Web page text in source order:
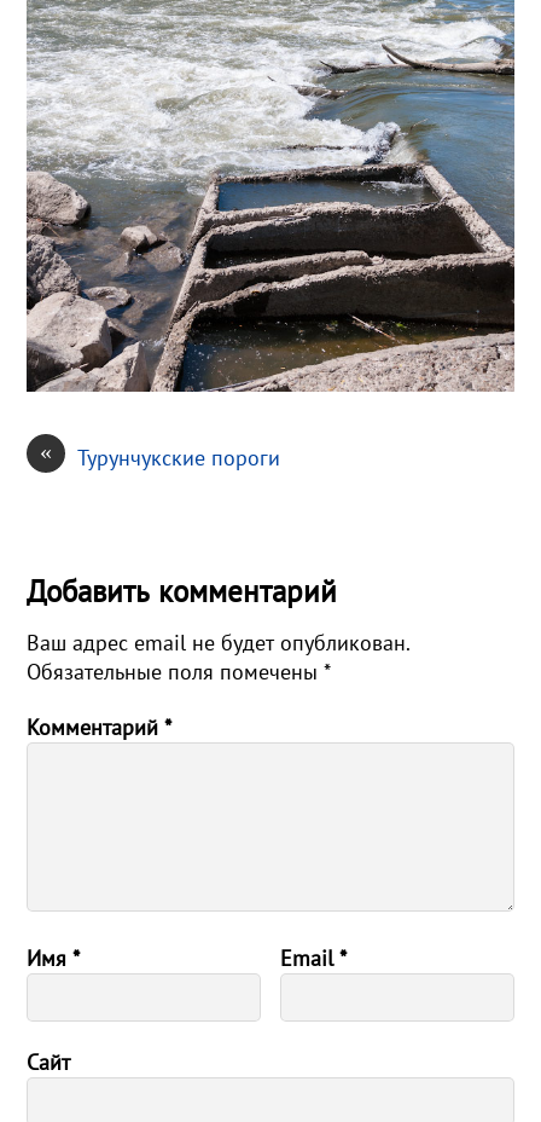
« Турунчукские пороги
Добавить комментарий
Ваш адрес email не будет опубликован.
Обязательные поля помечены*
Комментарий*
Имя* Email*
Сайт